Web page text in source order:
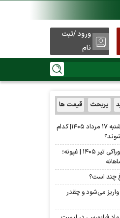
ورود /ثبت
نام
پربحث قیمت ها
پیش‌بینی بورس فردا شنبه ۱۷ مرداد ۱۴۰۵| کدام
گزارش ماهانه روغن خوراکی تیر ۱۴۰۵ | غپونه؛
چند است؟
۱۴۰۵ کی واریز می‌شود و چقدر